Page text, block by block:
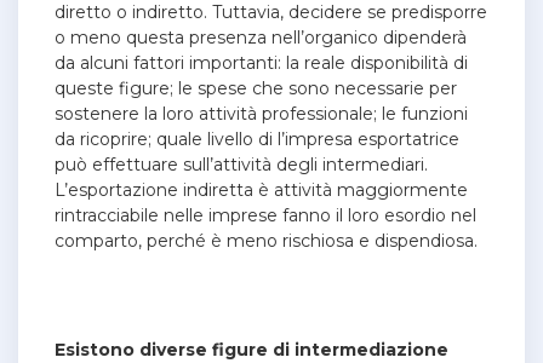
diretto o indiretto. Tuttavia, decidere se predisporre
o meno questa presenza nell’organico dipenderà
da alcuni fattori importanti: la reale disponibilità di
queste figure; le spese che sono necessarie per
sostenere la loro attività professionale; le funzioni
da ricoprire; quale livello di l’impresa esportatrice
può effettuare sull’attività degli intermediari.
L’esportazione indiretta è attività maggiormente
rintracciabile nelle imprese fanno il loro esordio nel
comparto, perché è meno rischiosa e dispendiosa.
Esistono diverse figure di intermediazione